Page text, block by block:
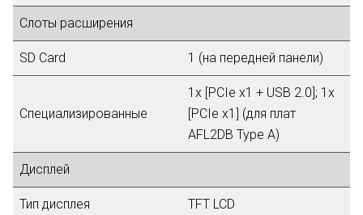
Слоты расширения
SD Card 1 (на передней панели)
Специализированные
1x [PCIe x1 + USB 2.0]; 1x
[PCIe x1] (для плат
AFL2DB Type A)
Дисплей
Тип дисплея TFT LCD